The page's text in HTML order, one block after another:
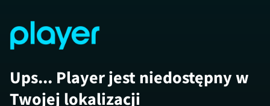
Ups... Player jest niedostępny w
Twojej lokalizacji